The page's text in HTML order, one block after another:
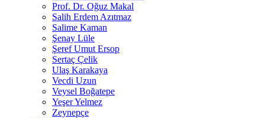
Prof. Dr. Oğuz Makal
Salih Erdem Azıtmaz
Salime Kaman
Şenay Lüle
Şeref Umut Ersop
Sertaç Çelik
Ulaş Karakaya
Vecdi Uzun
Veysel Boğatepe
Yeşer Yelmez
Zeynepçe